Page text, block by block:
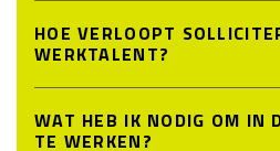
HOE VERLOOPT
WERKTALENT?
WAT HEB IK NODIG OM IN
TE WERKEN?